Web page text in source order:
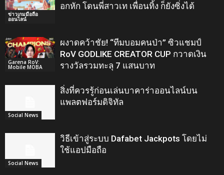
ข่าวเกมมือถือ
ออนไลน์
อกหัก โดนพี่สาวเท เพื่อนทิ้ง ก็ยังซิ่งได้
Garena RoV:
Mobile MOBA
ผงาดคว้าชัย! “ทีมบอมคนป่า” ซิวแชมป์
RoV GODLIKE CREATOR CUP กวาดเงิน
รางวัลรวมทะลุ 7 แสนบาท
Social News
สิ่งที่ควรรู้ก่อนเล่นบาคาร่าออนไลน์บน
แพลตฟอร์มดิจิทัล
Social News
วิธีเข้าสู่ระบบ Dafabet Jackpots โดยไม่
ใช้แอปมือถือ